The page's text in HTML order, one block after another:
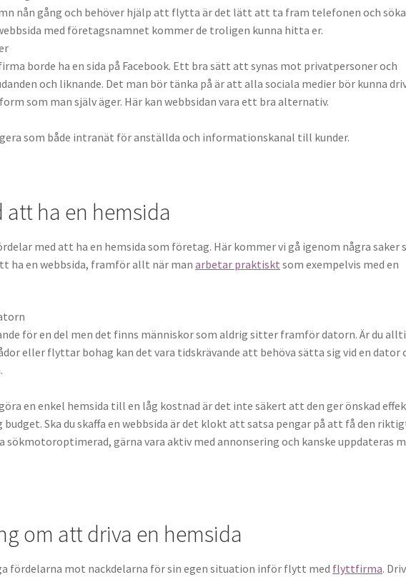
nån gång och behöver hjälp att flytta är det lätt att ta fram telefonen och
med företagsnamnet kommer de troligen kunna hitta er.
borde ha en sida på Facebook. Ett bra sätt att synas mot privatpersoner och
och liknande. Det man bör tänka på är att alla sociala medier bör kunna
som man själv äger. Här kan webbsidan vara ett bra alternativ.
som både intranät för anställda och informationskanal till kunder.
att ha en hemsida
med att ha en hemsida som företag. Här kommer vi gå igenom några saker
ha en webbsida, framför allt när manarbetar praktiskt som exempelvis med en
för en del men det finns människor som aldrig sitter framför datorn. Är du
eller flyttar bohag kan det vara tidskrävande att behöva sätta sig vid en dator
en enkel hemsida till en låg kostnad är det inte säkert att den ger önskad
budget. Ska du skaffa en webbsida är det klokt att satsa pengar på att få den
sökmotoroptimerad, gärna vara aktiv med annonsering och kanske uppdateras
om att driva en hemsida
fördelarna mot nackdelarna för sin egen situation inför flytt med flyttfirma.